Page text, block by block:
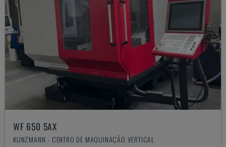
WF 650 5AX
KUNZMANN - CENTRO DE MAQUINAÇÃO VERTICAL